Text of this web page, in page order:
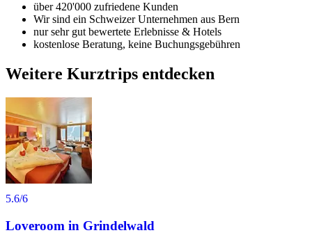
über 420'000 zufriedene Kunden
Wir sind ein Schweizer Unternehmen aus Bern
nur sehr gut bewertete Erlebnisse & Hotels
kostenlose Beratung, keine Buchungsgebühren
Weitere Kurztrips entdecken
5.6/6
Loveroom in Grindelwald